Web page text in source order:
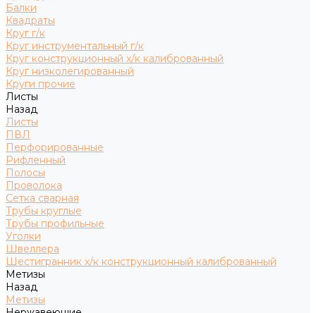
Балки
Квадраты
Круг г/к
Круг инструментальный г/к
Круг конструкционный х/к калиброванный
Круг низколегированный
Круги прочие
Листы
Назад
Листы
ПВЛ
Перфорированные
Рифленный
Полосы
Проволока
Сетка сварная
Трубы круглые
Трубы профильные
Уголки
Швеллера
Шестигранник х/к конструкционный калиброванный
Метизы
Назад
Метизы